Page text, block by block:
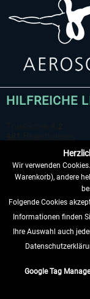
HILFREICHE
VERTRAG
Wir verwenden
Warenkorb), andere
Folgende Cookies
Informationen finden
Ihre Auswahl auch
Google Tag